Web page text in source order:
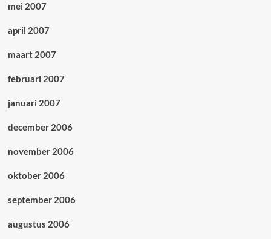
mei 2007
april 2007
maart 2007
februari 2007
januari 2007
december 2006
november 2006
oktober 2006
september 2006
augustus 2006